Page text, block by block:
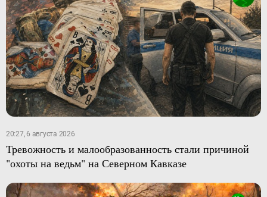
20:27, 6 августа 2026
Тревожность и малообразованность стали причиной
"охоты на ведьм" на Северном Кавказе